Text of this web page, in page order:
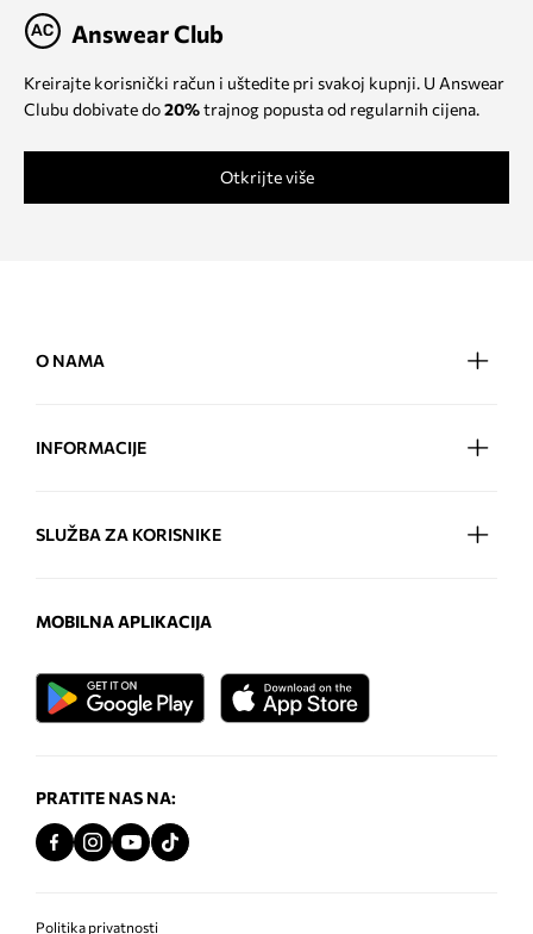
Answear Club
Kreirajte korisnički račun i uštedite pri svakoj kupnji. U Answear
Clubu dobivate do20%trajnog popusta od regularnih cijena.
Otkrijte više
O NAMA
INFORMACIJE
SLUŽBA ZA KORISNIKE
MOBILNA APLIKACIJA
PRATITE NAS NA:
Politika privatnosti